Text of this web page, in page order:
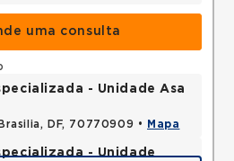
uma consulta
- Unidade Asa
DF, 70770909 • Mapa
- Unidade